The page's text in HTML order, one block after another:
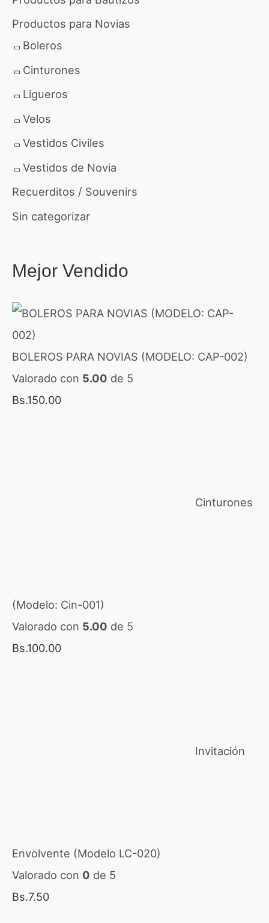
Productos para Novias
Boleros
Cinturones
Ligueros
Velos
Vestidos Civiles
Vestidos de Novia
Recuerditos / Souvenirs
Sin categorizar
Mejor Vendido
BOLEROS PARA NOVIAS (MODELO: CAP-002)
Valorado con 5.00 de 5
Bs.150.00
Cinturones
(Modelo: Cin-001)
Valorado con 5.00 de 5
Bs.100.00
Invitación
Envolvente (Modelo LC-020)
Valorado con 0 de 5
Bs.7.50